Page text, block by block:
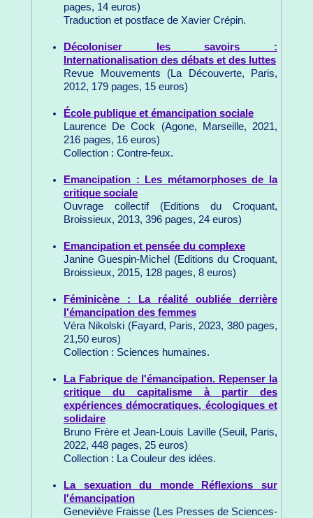
pages, 14 euros)
Traduction et postface de Xavier Crépin.
Décoloniser les savoirs :
Internationalisation des débats et des luttes
Revue Mouvements (La Découverte, Paris,
2012, 179 pages, 15 euros)
École publique et émancipation sociale
Laurence De Cock (Agone, Marseille, 2021,
216 pages, 16 euros)
Collection : Contre-feux.
Emancipation : Les métamorphoses de la
critique sociale
Ouvrage collectif (Editions du Croquant,
Broissieux, 2013, 396 pages, 24 euros)
Emancipation et pensée du complexe
Janine Guespin-Michel (Editions du Croquant,
Broissieux, 2015, 128 pages, 8 euros)
Féminicène : La réalité oubliée derrière
l'émancipation des femmes
Véra Nikolski (Fayard, Paris, 2023, 380 pages,
21,50 euros)
Collection : Sciences humaines.
La Fabrique de l'émancipation. Repenser la
critique du capitalisme à partir des
expériences démocratiques, écologiques et
solidaire
Bruno Frère et Jean-Louis Laville (Seuil, Paris,
2022, 448 pages, 25 euros)
Collection : La Couleur des idées.
La sexuation du monde Réflexions sur
l'émancipation
Geneviève Fraisse (Les Presses de Sciences-